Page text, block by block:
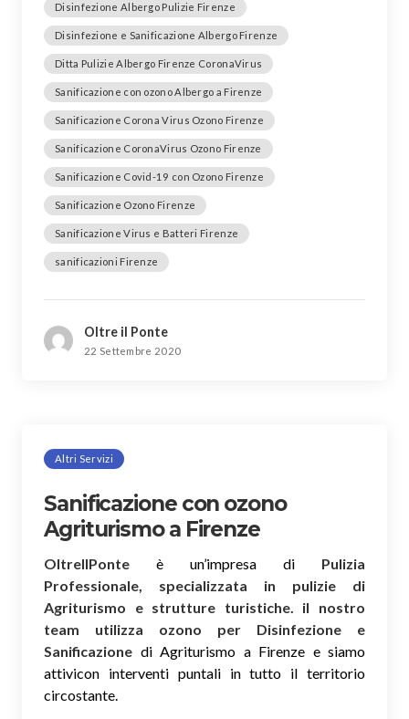
Disinfezione Albergo Pulizie Firenze
Disinfezione e Sanificazione Albergo Firenze
Ditta Pulizie Albergo Firenze CoronaVirus
Sanificazione con ozono Albergo a Firenze
Sanificazione Corona Virus Ozono Firenze
Sanificazione CoronaVirus Ozono Firenze
Sanificazione Covid-19 con Ozono Firenze
Sanificazione Ozono Firenze
Sanificazione Virus e Batteri Firenze
sanificazioni Firenze
Oltre il Ponte
22 Settembre 2020
Altri Servizi
Sanificazione con ozono
Agriturismo a Firenze
OltreIlPonte è un’impresa di Pulizia
Professionale, specializzata in pulizie di
Agriturismo e strutture turistiche. il nostro
team utilizza ozono per Disinfezione e
Sanificazione di Agriturismo a Firenze e siamo
attivicon interventi puntali in tutto il territorio
circostante.